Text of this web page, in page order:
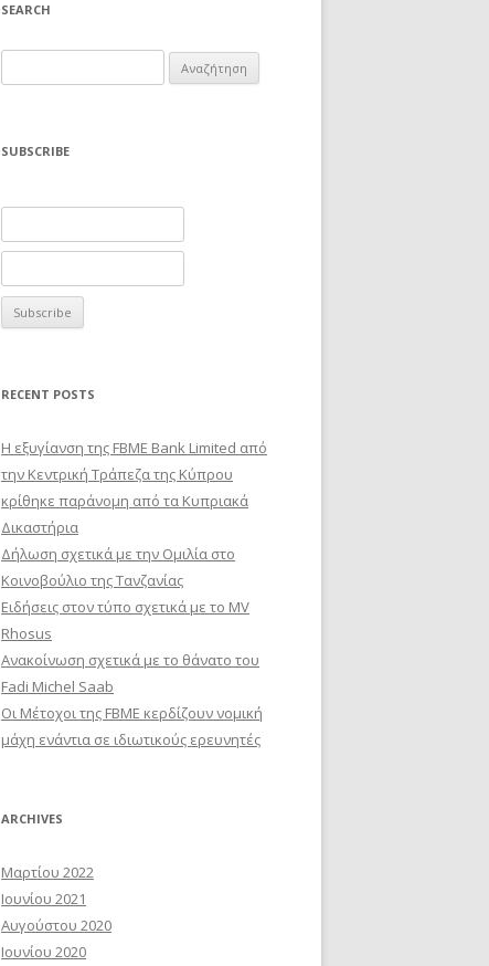
SEARCH
για:
SUBSCRIBE
RECENT POSTS
Η εξυγίανση της FBME Bank Limited από
την Κεντρική Τράπεζα της Κύπρου
κρίθηκε παράνομη από τα Κυπριακά
Δικαστήρια
Δήλωση σχετικά με την Ομιλία στο
Κοινοβούλιο της Τανζανίας
Ειδήσεις στον τύπο σχετικά με το MV
Rhosus
Ανακοίνωση σχετικά με το θάνατο του
Fadi Michel Saab
Οι Μέτοχοι της FBME κερδίζουν νομική
μάχη ενάντια σε ιδιωτικούς ερευνητές
ARCHIVES
Μαρτίου 2022
Ιουνίου 2021
Αυγούστου 2020
Ιουνίου 2020